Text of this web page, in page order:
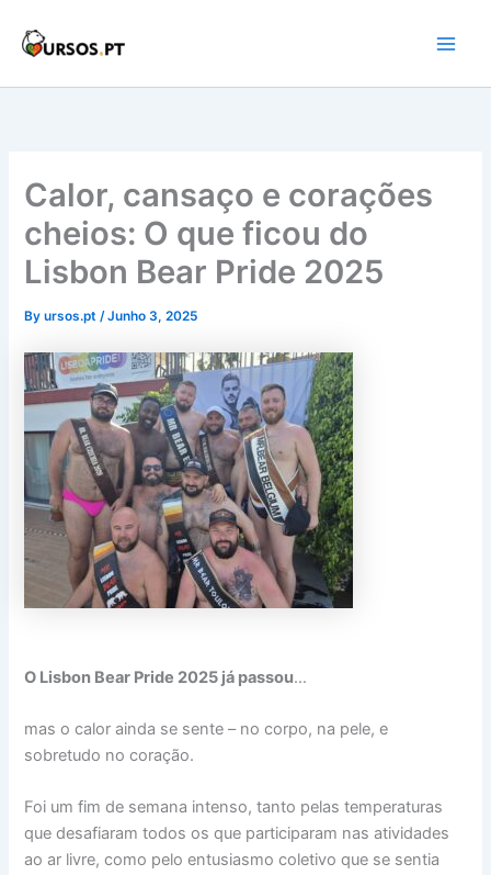
Calor, cansaço e corações
cheios: O que ficou do
Lisbon Bear Pride 2025
Byursos.pt/Junho 3, 2025
O Lisbon Bear Pride 2025 já passou…
mas o calor ainda se sente – no corpo, na pele, e
sobretudo no coração.
Foi um fim de semana intenso, tanto pelas temperaturas
que desafiaram todos os que participaram nas atividades
ao ar livre, como pelo entusiasmo coletivo que se sentia